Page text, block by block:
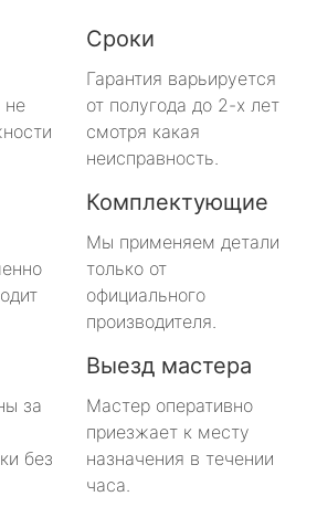
не
Сроки
Гарантия варьируется
от полугода до 2-х лет
смотря какая
неисправность.
Комплектующие
Мы применяем детали
только от
официального
производителя.
за
без
Выезд мастера
Мастер оперативно
приезжает к месту
назначения в течении
часа.